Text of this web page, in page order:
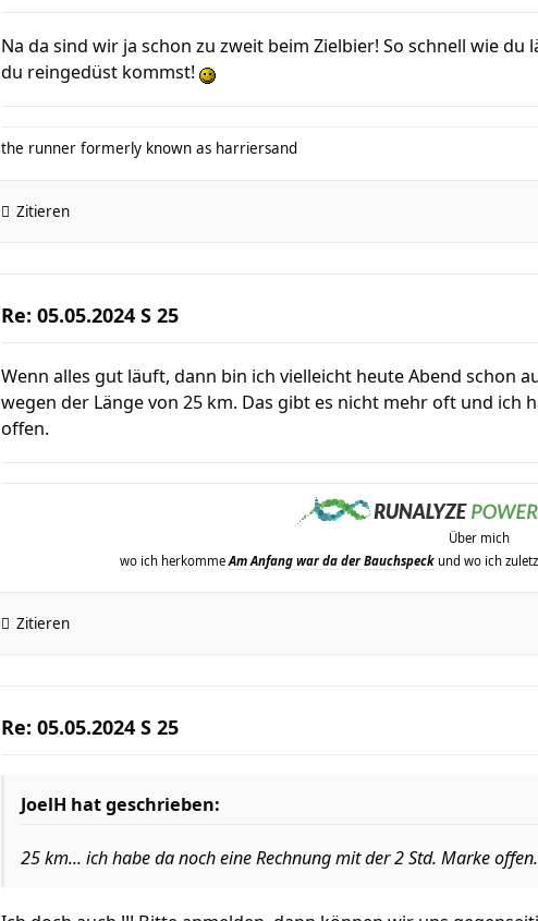
Na da sind wir ja schon zu zweit beim Zielbier! So schnell wie
du reingedüst kommst!
the runner formerly known as harriersand
Zitieren
Re: 05.05.2024 S 25
Wenn alles gut läuft, dann bin ich vielleicht heute Abend schon
wegen der Länge von 25 km. Das gibt es nicht mehr oft und ich
offen.
Über mich
wo ich herkommeAm Anfang war da der Bauchspeck und wo ich
Zitieren
Re: 05.05.2024 S 25
JoelH hat geschrieben:
25 km... ich habe da noch eine Rechnung mit der 2 Std. Marke offen.